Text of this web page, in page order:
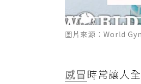
圖片來源：World
感冒時常讓人